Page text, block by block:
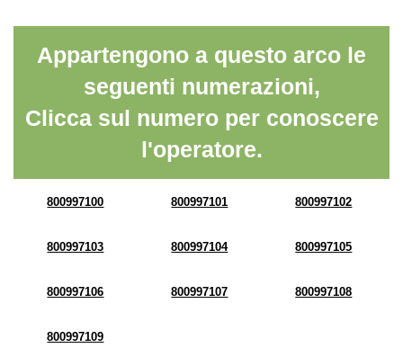
Appartengono a questo arco le
seguenti numerazioni,
Clicca sul numero per conoscere
l'operatore.
800997100 800997101 800997102
800997103 800997104 800997105
800997106 800997107 800997108
800997109